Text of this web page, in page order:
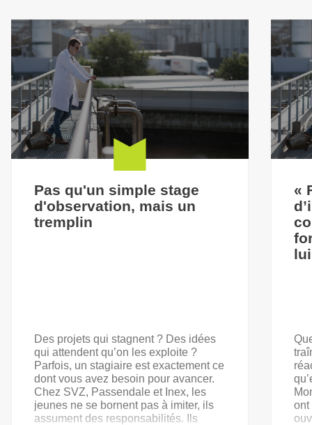
Pas qu'un simple stage
d'observation, mais un
tremplin
Des projets qui stagnent ? Des idées
qui attendent qu’on les exploite ?
Parfois, un stagiaire est exactement ce
dont vous avez besoin pour avancer.
Chez SVZ, Passendale et Inex, les
jeunes ne se bornent pas à imiter, ils
assument des responsabilités. Ils
«
ont